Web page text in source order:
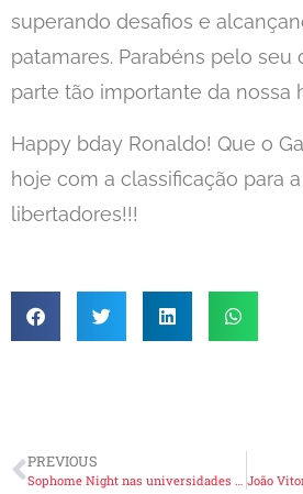
superando desafios e
patamares. Parabéns pelo seu
parte tão importante da nossa
Happy bday Ronaldo! Que o
hoje com a classificação para
libertadores!!!
PREVIOUS
Sophome Night nas universidades dos EUA